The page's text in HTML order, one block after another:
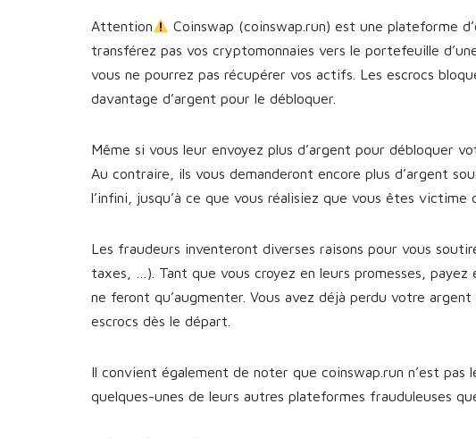
Attention
Coinswap (coinswap.run) est une plateforme
transférez pas vos cryptomonnaies vers le portefeuille
vous ne pourrez pas récupérer vos actifs. Les escrocs
davantage d’argent pour le débloquer.
Même si vous leur envoyez plus d’argent pour débloquer
Au contraire, ils vous demanderont encore plus d’argent
l’infini, jusqu’à ce que vous réalisiez que vous êtes victime
Les fraudeurs inventeront diverses raisons pour vous
taxes, …). Tant que vous croyez en leurs promesses,
ne feront qu’augmenter. Vous avez déjà perdu votre
escrocs dès le départ.
Il convient également de noter que coinswap.run n’est pas
quelques-unes de leurs autres plateformes frauduleuses